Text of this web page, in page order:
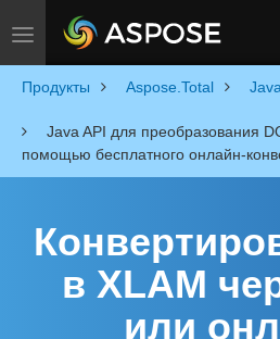
Toggle navigation
Продукты Aspose.Total Java
Java API для преобразования
помощью бесплатного онлайн-
в XLAM
или